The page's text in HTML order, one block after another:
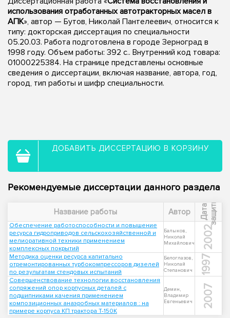
использования отработанных автотракторных масел в
АПК», автор — Бутов, Николай Пантелеевич, относится к
типу: докторская диссертация по специальности
05.20.03. Работа подготовлена в городе Зерноград в
1998 году. Объем работы: 392 с.. Внутренний код товара:
01000225384. На странице представлены основные
сведения о диссертации, включая название, автора, год,
город, тип работы и шифр специальности.
ДОБАВИТЬ ДИССЕРТАЦИЮ В КОРЗИНУ
Рекомендуемые диссертации данного раздела
Название работы Автор Д
а
т
а
з
а
щ
и
т ы
Обеспечение работоспособности и повышение
ресурса гидроприводов сельскохозяйственной и
мелиоративной техники применением
комплексных покрытий
Балыков,
Николай
Михайлович
2002
Методика оценки ресурса капитально
отремонтированных турбокомпрессоров дизелей
по результатам стендовых испытаний
Белоглазов,
Николай
Степанович
1997
Совершенствование технологии восстановления
сопряжений опор корпусных деталей с
подшипниками качения применением
композиционных анаэробных материалов : на
примере корпуса КП трактора Т-150К
Демин,
Владимир
Евгеньевич
2007